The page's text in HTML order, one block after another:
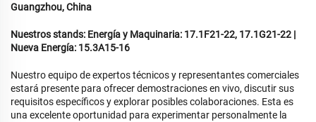
Guangzhou, China
Nuestros stands: Energía y Maquinaria: 17.1F21-22, 17.1G21-22 |
Nueva Energía: 15.3A15-16
Nuestro equipo de expertos técnicos y representantes comerciales
estará presente para ofrecer demostraciones en vivo, discutir sus
requisitos específicos y explorar posibles colaboraciones. Esta es
una excelente oportunidad para experimentar personalmente la